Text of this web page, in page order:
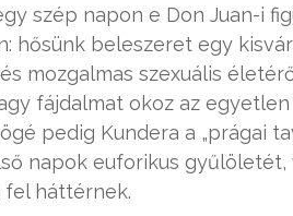
szép napon e Don Juan-i
hősünk beleszeret egy
mozgalmas szexuális
fájdalmat okoz az
pedig Kundera a „prágai
napok euforikus gyűlöletét,
fel háttérnek.